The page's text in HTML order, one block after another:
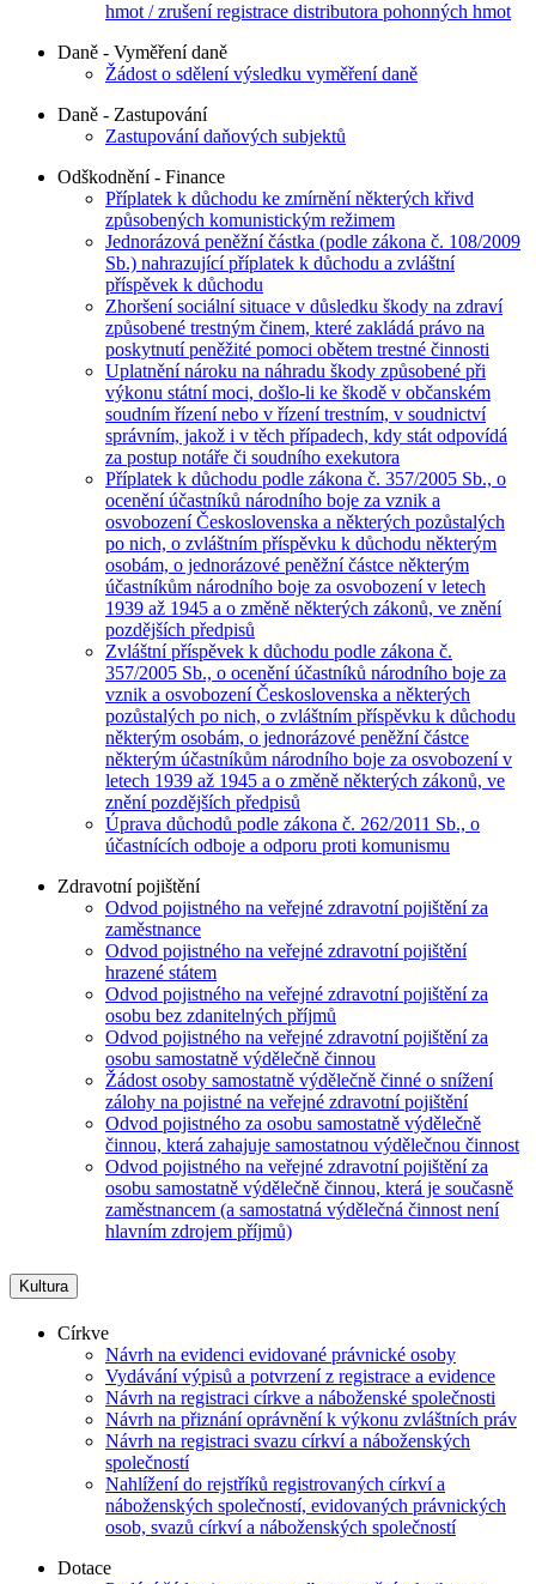
hmot / zrušení registrace distributora pohonných hmot
Daně - Vyměření daně
Žádost o sdělení výsledku vyměření daně
Daně - Zastupování
Zastupování daňových subjektů
Odškodnění - Finance
Příplatek k důchodu ke zmírnění některých křivd
způsobených komunistickým režimem
Jednorázová peněžní částka (podle zákona č. 108/2009
Sb.) nahrazující příplatek k důchodu a zvláštní
příspěvek k důchodu
Zhoršení sociální situace v důsledku škody na zdraví
způsobené trestným činem, které zakládá právo na
poskytnutí peněžité pomoci obětem trestné činnosti
Uplatnění nároku na náhradu škody způsobené při
výkonu státní moci, došlo-li ke škodě v občanském
soudním řízení nebo v řízení trestním, v soudnictví
správním, jakož i v těch případech, kdy stát odpovídá
za postup notáře či soudního exekutora
Příplatek k důchodu podle zákona č. 357/2005 Sb., o
ocenění účastníků národního boje za vznik a
osvobození Československa a některých pozůstalých
po nich, o zvláštním příspěvku k důchodu některým
osobám, o jednorázové peněžní částce některým
účastníkům národního boje za osvobození v letech
1939 až 1945 a o změně některých zákonů, ve znění
pozdějších předpisů
Zvláštní příspěvek k důchodu podle zákona č.
357/2005 Sb., o ocenění účastníků národního boje za
vznik a osvobození Československa a některých
pozůstalých po nich, o zvláštním příspěvku k důchodu
některým osobám, o jednorázové peněžní částce
některým účastníkům národního boje za osvobození v
letech 1939 až 1945 a o změně některých zákonů, ve
znění pozdějších předpisů
Úprava důchodů podle zákona č. 262/2011 Sb., o
účastnících odboje a odporu proti komunismu
Zdravotní pojištění
Odvod pojistného na veřejné zdravotní pojištění za
zaměstnance
Odvod pojistného na veřejné zdravotní pojištění
hrazené státem
Odvod pojistného na veřejné zdravotní pojištění za
osobu bez zdanitelných příjmů
Odvod pojistného na veřejné zdravotní pojištění za
osobu samostatně výdělečně činnou
Žádost osoby samostatně výdělečně činné o snížení
zálohy na pojistné na veřejné zdravotní pojištění
Odvod pojistného za osobu samostatně výdělečně
činnou, která zahajuje samostatnou výdělečnou činnost
Odvod pojistného na veřejné zdravotní pojištění za
osobu samostatně výdělečně činnou, která je současně
zaměstnancem (a samostatná výdělečná činnost není
hlavním zdrojem příjmů)
Kultura
Církve
Návrh na evidenci evidované právnické osoby
Vydávání výpisů a potvrzení z registrace a evidence
Návrh na registraci církve a náboženské společnosti
Návrh na přiznání oprávnění k výkonu zvláštních práv
Návrh na registraci svazu církví a náboženských
společností
Nahlížení do rejstříků registrovaných církví a
náboženských společností, evidovaných právnických
osob, svazů církví a náboženských společností
Dotace